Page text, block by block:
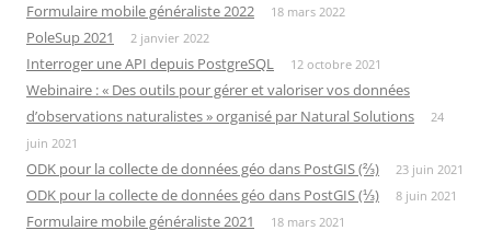
Formulaire mobile généraliste 2022 18 mars 2022
PoleSup 2021 2 janvier 2022
Interroger une API depuis PostgreSQL 12 octobre 2021
Webinaire : « Des outils pour gérer et valoriser vos données
d’observations naturalistes » organisé par Natural Solutions
24
juin 2021
ODK pour la collecte de données géo dans PostGIS (⅔) 23 juin 2021
ODK pour la collecte de données géo dans PostGIS (⅓) 8 juin 2021
Formulaire mobile généraliste 2021 18 mars 2021